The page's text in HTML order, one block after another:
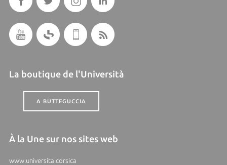
La boutique de l'Università
A BUTTEGUCCIA
À la Une sur nos sites web
www.universita.corsica